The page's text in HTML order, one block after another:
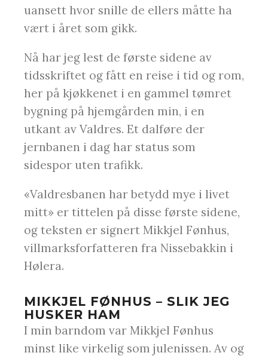
uansett hvor snille de ellers måtte ha
vært i året som gikk.
Nå har jeg lest de første sidene av
tidsskriftet og fått en reise i tid og rom,
her på kjøkkenet i en gammel tømret
bygning på hjemgården min, i en
utkant av Valdres. Et dalføre der
jernbanen i dag har status som
sidespor uten trafikk.
«Valdresbanen har betydd mye i livet
mitt» er tittelen på disse første sidene,
og teksten er signert Mikkjel Fønhus,
villmarksforfatteren fra Nissebakkin i
Hølera.
MIKKJEL FØNHUS – SLIK JEG
HUSKER HAM
I min barndom var Mikkjel Fønhus
minst like virkelig som julenissen. Av og